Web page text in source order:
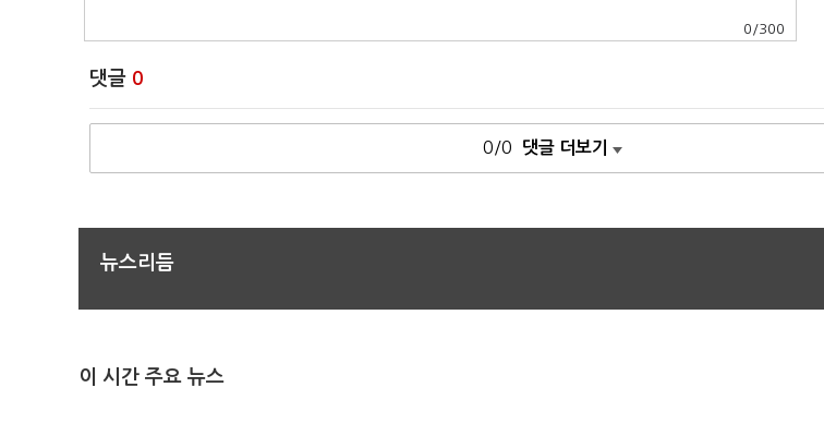
0 /300
댓글 0
0/0 댓글 더보기
뉴스리듬
이 시간 주요 뉴스